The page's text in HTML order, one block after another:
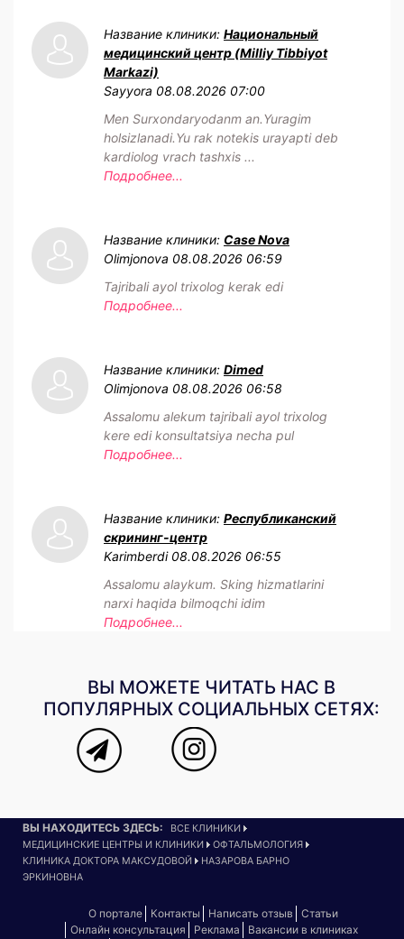
Название клиники: Национальный
медицинский центр (Milliy Tibbiyot
Markazi)
Sayyora 08.08.2026 07:00
Men Surxondaryodanm an.Yuragim
holsizlanadi.Yu rak notekis urayapti deb
kardiolog vrach tashxis ...
Подробнее...
Название клиники: Case Nova
Olimjonova 08.08.2026 06:59
Tajribali ayol trixolog kerak edi
Подробнее...
Название клиники: Dimed
Olimjonova 08.08.2026 06:58
Assalomu alekum tajribali ayol trixolog
kere edi konsultatsiya necha pul
Подробнее...
Название клиники: Республиканский
скрининг-центр
Karimberdi 08.08.2026 06:55
Assalomu alaykum. Sking hizmatlarini
narxi haqida bilmoqchi idim
Подробнее...
ВЫ МОЖЕТЕ ЧИТАТЬ НАС В
ПОПУЛЯРНЫХ СОЦИАЛЬНЫХ СЕТЯХ:
ВЫ НАХОДИТЕСЬ ЗДЕСЬ:
ВСЕ КЛИНИКИ
МЕДИЦИНСКИЕ ЦЕНТРЫ И КЛИНИКИ
ОФТАЛЬМОЛОГИЯ
КЛИНИКА ДОКТОРА МАКСУДОВОЙ
НАЗАРОВА БАРНО
ЭРКИНОВНА
О портале Контакты Написать отзыв
Статьи
Онлайн консультация
Реклама
Вакансии в клиниках